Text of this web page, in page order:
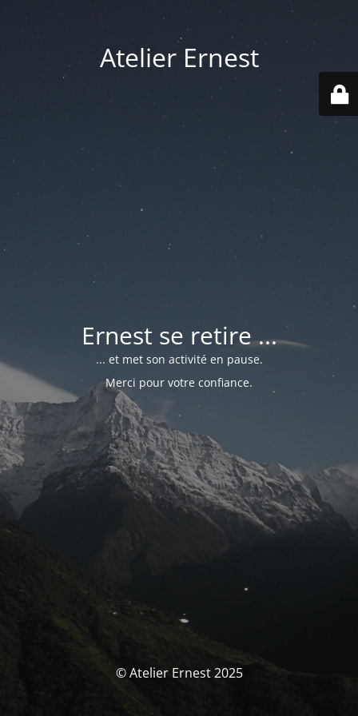
Atelier Ernest
Ernest se retire ...
... et met son activité en pause.
Merci pour votre confiance.
© Atelier Ernest 2025